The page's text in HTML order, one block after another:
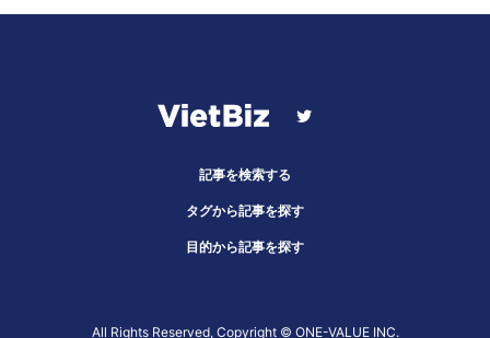
記事を検索する
タグから記事を探す
目的から記事を探す
All Rights Reserved, Copyright ©︎ ONE-VALUE INC.